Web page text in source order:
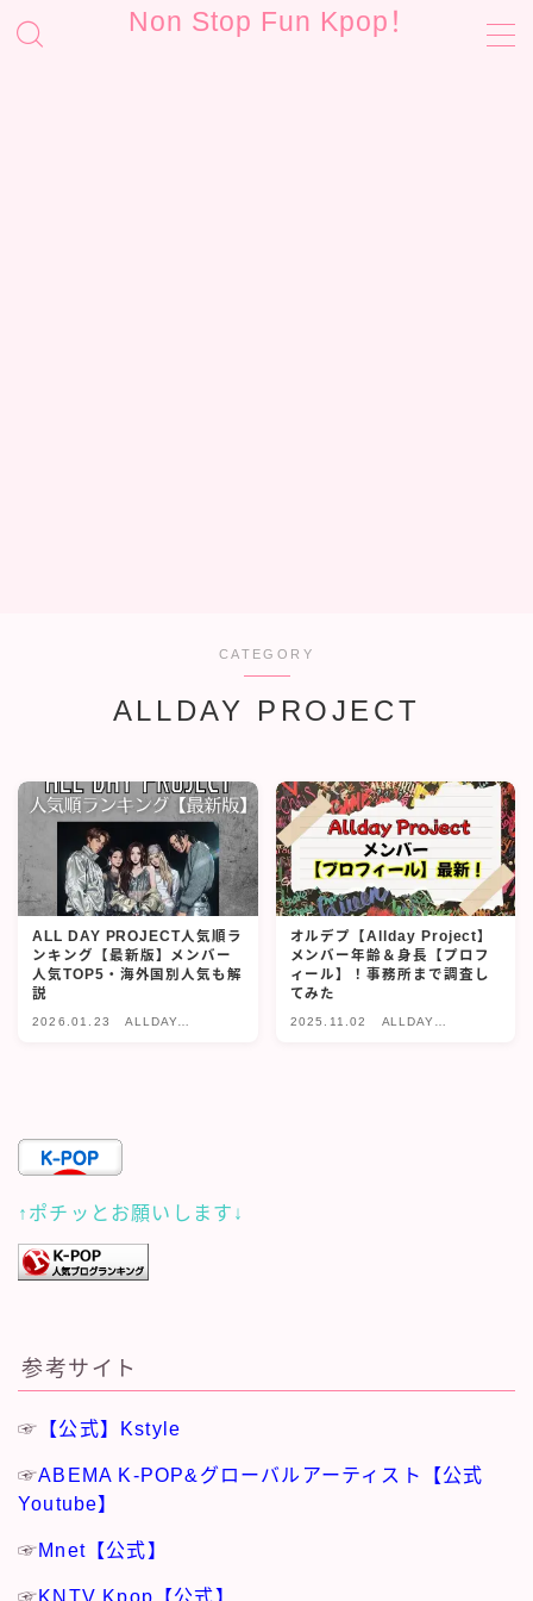
Non Stop Fun Kpop！
CATEGORY
ALLDAY PROJECT
ALL DAY PROJECT人気順ラ
ンキング【最新版】メンバー
人気TOP5・海外国別人気も解
説
2026.01.23
ALLDAY
オルデプ【Allday Project】
メンバー年齢＆身長【プロフ
ィール】！事務所まで調査し
てみた
2025.11.02
ALLDAY
↑ポチッとお願いします↓
参考サイト
☞ 【公式】Kstyle
☞ABEMA K-POP&グローバルアーティスト【公式
Youtube】
☞Mnet【公式】
☞KNTV Kpop【公式】